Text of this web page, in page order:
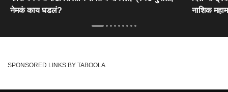
नेमकं काय घडलं?
नाशिक
SPONSORED LINKS BY TABOOLA